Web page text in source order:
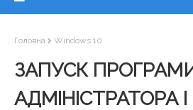
Головна Windows 10
ЗАПУСК
АДМІНІСТРАТОРА І